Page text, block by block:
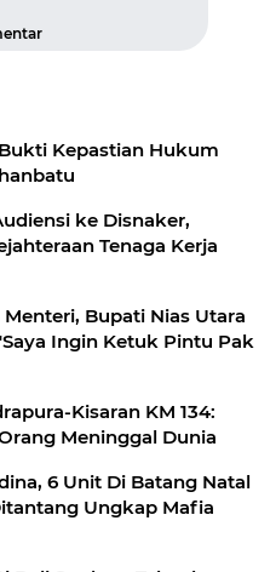
Kepastian Hukum
ke Disnaker,
Tenaga Kerja
Bupati Nias Utara
Ingin Ketuk Pintu Pak
Kisaran KM 134:
Meninggal Dunia
6 Unit Di Batang Natal
Ungkap Mafia